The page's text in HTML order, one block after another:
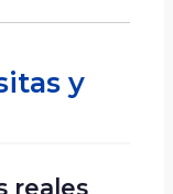
y
reales